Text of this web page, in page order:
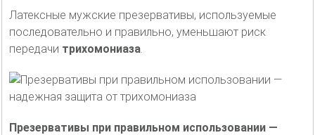
Латексные мужские презервативы, используемые
последовательно и правильно, уменьшают риск
передачи трихомониаза.
Презервативы при правильном использовании —